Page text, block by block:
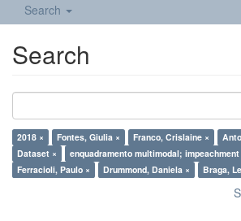
Search
Search
2018 × Fontes, Giulia × Franco, Crislaine ×
Dataset ×
enquadramento multimodal; impeachment
Ferracioli, Paulo ×
Drummond, Daniela × Braga,